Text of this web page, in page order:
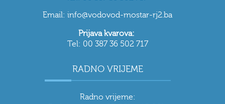
Email: info@vodovod-mostar-rj2.ba
Prijava kvarova:
Tel: 00 387 36 502 717
RADNO VRIJEME
Radno vrijeme: